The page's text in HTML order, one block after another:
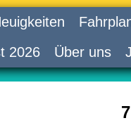
2026
Über uns